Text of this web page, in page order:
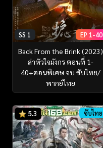
SS 1 EP 1-40
Back From the Brink (2023)
ล่าหัวใจมังกร ตอนที่ 1-
40+ตอนพิเศษ จบ ซับไทย/
พากย์ไทย
5.3 ซับไทย